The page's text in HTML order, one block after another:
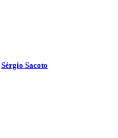
Sérgio Sacoto